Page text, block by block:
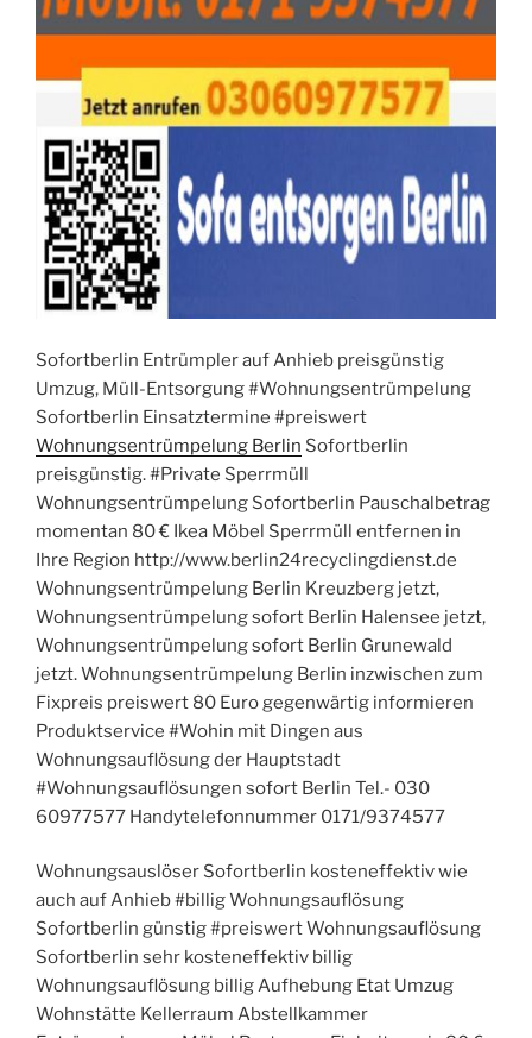
Sofortberlin Entrümpler auf Anhieb preisgünstig
Umzug, Müll-Entsorgung #Wohnungsentrümpelung
Sofortberlin Einsatztermine #preiswert
Wohnungsentrümpelung Berlin Sofortberlin
preisgünstig. #Private Sperrmüll
Wohnungsentrümpelung Sofortberlin Pauschalbetrag
momentan 80 € Ikea Möbel Sperrmüll entfernen in
Ihre Region http://www.berlin24recyclingdienst.de
Wohnungsentrümpelung Berlin Kreuzberg jetzt,
Wohnungsentrümpelung sofort Berlin Halensee jetzt,
Wohnungsentrümpelung sofort Berlin Grunewald
jetzt. Wohnungsentrümpelung Berlin inzwischen zum
Fixpreis preiswert 80 Euro gegenwärtig informieren
Produktservice #Wohin mit Dingen aus
Wohnungsauflösung der Hauptstadt
#Wohnungsauflösungen sofort Berlin Tel.- 030
60977577 Handytelefonnummer 0171/9374577
Wohnungsauslöser Sofortberlin kosteneffektiv wie
auch auf Anhieb #billig Wohnungsauflösung
Sofortberlin günstig #preiswert Wohnungsauflösung
Sofortberlin sehr kosteneffektiv billig
Wohnungsauflösung billig Aufhebung Etat Umzug
Wohnstätte Kellerraum Abstellkammer